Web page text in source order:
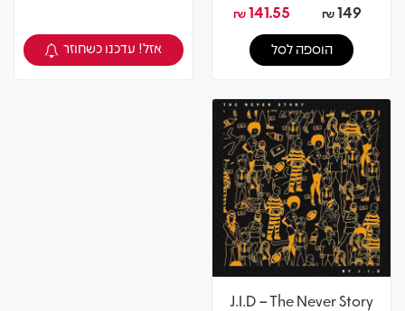
149
₪
141.55
₪
הוספה לסל צפיה במוצר
אזל! עדכנו כשחוזר
J.I.D – The Never Story